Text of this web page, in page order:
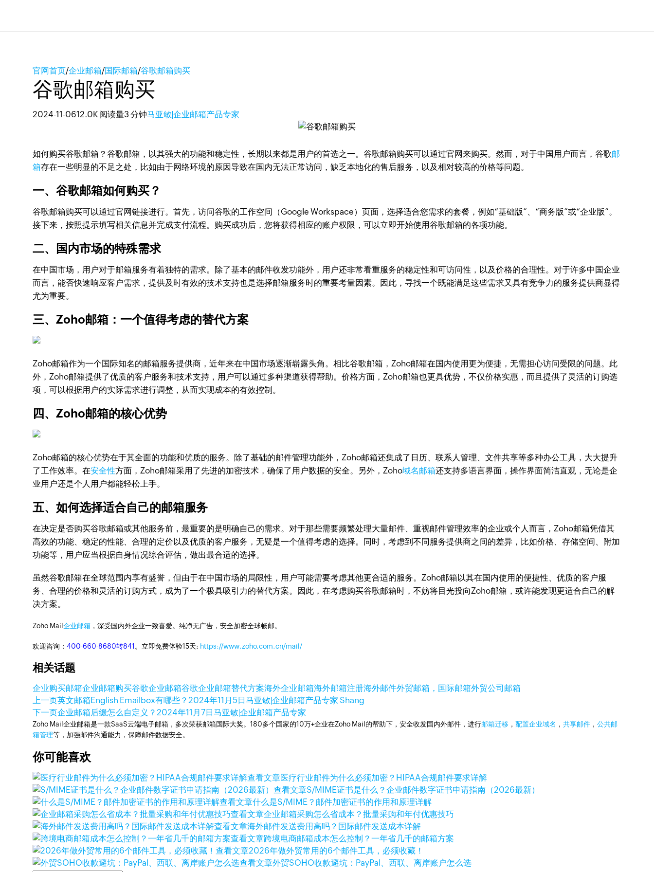
官网首页/企业邮箱/国际邮箱/谷歌邮箱购买
谷歌邮箱购买
2024-11-0612.0K 阅读量3 分钟马亚敏|企业邮箱产品专家
如何购买谷歌邮箱？谷歌邮箱，以其强大的功能和稳定性，长期以来都是用户的首选之一。谷歌邮箱购买可以通过官网来购买。然而，对于中国用户而言，谷歌邮
箱存在一些明显的不足之处，比如由于网络环境的原因导致在国内无法正常访问，缺乏本地化的售后服务，以及相对较高的价格等问题。
一、谷歌邮箱如何购买？
谷歌邮箱购买可以通过官网链接进行。首先，访问谷歌的工作空间（Google Workspace）页面，选择适合您需求的套餐，例如“基础版”、“商务版”或“企业版”。
接下来，按照提示填写相关信息并完成支付流程。购买成功后，您将获得相应的账户权限，可以立即开始使用谷歌邮箱的各项功能。
二、国内市场的特殊需求
在中国市场，用户对于邮箱服务有着独特的需求。除了基本的邮件收发功能外，用户还非常看重服务的稳定性和可访问性，以及价格的合理性。对于许多中国企业
而言，能否快速响应客户需求，提供及时有效的技术支持也是选择邮箱服务时的重要考量因素。因此，寻找一个既能满足这些需求又具有竞争力的服务提供商显得
尤为重要。
三、Zoho邮箱：一个值得考虑的替代方案
Zoho邮箱作为一个国际知名的邮箱服务提供商，近年来在中国市场逐渐崭露头角。相比谷歌邮箱，Zoho邮箱在国内使用更为便捷，无需担心访问受限的问题。此
外，Zoho邮箱提供了优质的客户服务和技术支持，用户可以通过多种渠道获得帮助。价格方面，Zoho邮箱也更具优势，不仅价格实惠，而且提供了灵活的订购选
项，可以根据用户的实际需求进行调整，从而实现成本的有效控制。
四、Zoho邮箱的核心优势
Zoho邮箱的核心优势在于其全面的功能和优质的服务。除了基础的邮件管理功能外，Zoho邮箱还集成了日历、联系人管理、文件共享等多种办公工具，大大提升
了工作效率。在安全性方面，Zoho邮箱采用了先进的加密技术，确保了用户数据的安全。另外，Zoho域名邮箱还支持多语言界面，操作界面简洁直观，无论是企
业用户还是个人用户都能轻松上手。
五、如何选择适合自己的邮箱服务
在决定是否购买谷歌邮箱或其他服务前，最重要的是明确自己的需求。对于那些需要频繁处理大量邮件、重视邮件管理效率的企业或个人而言，Zoho邮箱凭借其
高效的功能、稳定的性能、合理的定价以及优质的客户服务，无疑是一个值得考虑的选择。同时，考虑到不同服务提供商之间的差异，比如价格、存储空间、附加
功能等，用户应当根据自身情况综合评估，做出最合适的选择。
虽然谷歌邮箱在全球范围内享有盛誉，但由于在中国市场的局限性，用户可能需要考虑其他更合适的服务。Zoho邮箱以其在国内使用的便捷性、优质的客户服
务、合理的价格和灵活的订购方式，成为了一个极具吸引力的替代方案。因此，在考虑购买谷歌邮箱时，不妨将目光投向Zoho邮箱，或许能发现更适合自己的解
决方案。
Zoho Mail企业邮箱 ，深受国内外企业一致喜爱。纯净无广告，安全加密全球畅邮。
欢迎咨询：400-660-8680转841 。立即免费体验15天: https://www.zoho.com.cn/mail/
相关话题
企业购买邮箱企业邮箱购买谷歌企业邮箱谷歌企业邮箱替代方案海外企业邮箱海外邮箱注册海外邮件外贸邮箱，国际邮箱外贸公司邮箱
上一页英文邮箱English Emailbox有哪些？2024年11月5日马亚敏|企业邮箱产品专家 Shang
下一页企业邮箱后缀怎么自定义？2024年11月7日马亚敏|企业邮箱产品专家
Zoho Mail企业邮箱是一款SaaS云端电子邮箱，多次荣获邮箱国际大奖。180多个国家的10万+企业在Zoho Mail的帮助下，安全收发国内外邮件，进行邮箱迁移 ，配置企业域名 ，共享邮件 ，公共邮
箱管理等，加强邮件沟通能力，保障邮件数据安全。
你可能喜欢
查看文章医疗行业邮件为什么必须加密？HIPAA合规邮件要求详解
查看文章S/MIME证书是什么？企业邮件数字证书申请指南（2026最新）
查看文章什么是S/MIME？邮件加密证书的作用和原理详解
查看文章企业邮箱采购怎么省成本？批量采购和年付优惠技巧
查看文章海外邮件发送费用高吗？国际邮件发送成本详解
查看文章跨境电商邮箱成本怎么控制？一年省几千的邮箱方案
查看文章2026年做外贸常用的6个邮件工具，必须收藏！
查看文章外贸SOHO收款避坑：PayPal、西联、离岸账户怎么选